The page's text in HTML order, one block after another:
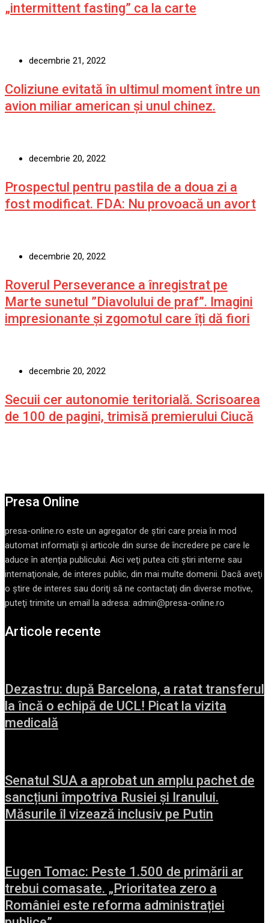
„intermittent fasting” ca la carte
decembrie 21, 2022
Coliziune evitată în ultimul moment între un
avion miliar american şi unul chinez.
decembrie 20, 2022
Prospectul pentru pastila de a doua zi a
fost modificat. FDA: Nu provoacă un avort
decembrie 20, 2022
Roverul Perseverance a înregistrat pe
Marte sunetul ”Diavolului de praf”. Imagini
impresionante și zgomotul care îți dă fiori
decembrie 20, 2022
Secuii cer autonomie teritorială. Scrisoarea
de 100 de pagini, trimisă premierului Ciucă
Presa Online
presa-online.ro este un agregator de ştiri care preia în mod
automat informaţii şi articole din surse de încredere pe care le
aduce în atenţia publicului. Aici veţi putea citi ştiri interne sau
internaţionale, de interes public, din mai multe domenii. Dacă aveţi
o ştire de interes sau doriţi să ne contactaţi din diverse motive,
puteţi trimite un email la adresa: admin@presa-online.ro
Articole recente
Dezastru: după Barcelona, a ratat transferul
la încă o echipă de UCL! Picat la vizita
medicală
Senatul SUA a aprobat un amplu pachet de
sancțiuni împotriva Rusiei și Iranului.
Măsurile îl vizează inclusiv pe Putin
Eugen Tomac: Peste 1.500 de primării ar
trebui comasate. „Prioritatea zero a
României este reforma administrației